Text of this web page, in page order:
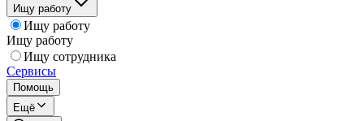
Ищу работу
Ищу работу
Ищу работу
Ищу сотрудника
Сервисы
Помощь
Ещё